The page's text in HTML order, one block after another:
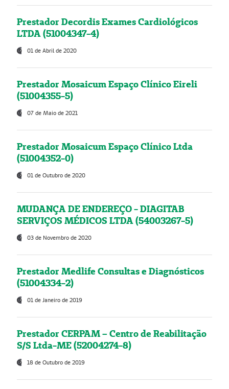
Prestador Decordis Exames Cardiológicos
LTDA (51004347-4)
01 de Abril de 2020
Prestador Mosaicum Espaço Clínico Eireli
(51004355-5)
07 de Maio de 2021
Prestador Mosaicum Espaço Clínico Ltda
(51004352-0)
01 de Outubro de 2020
MUDANÇA DE ENDEREÇO - DIAGITAB
SERVIÇOS MÉDICOS LTDA (54003267-5)
03 de Novembro de 2020
Prestador Medlife Consultas e Diagnósticos
(51004334-2)
01 de Janeiro de 2019
Prestador CERPAM – Centro de Reabilitação
S/S Ltda-ME (52004274-8)
18 de Outubro de 2019